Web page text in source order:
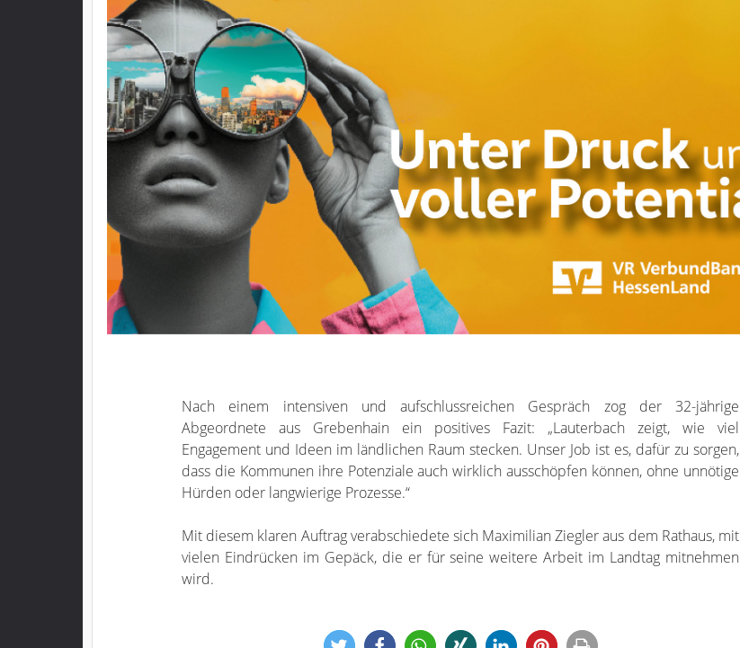
Nach einem intensiven und aufschlussreichen Gespräch zog der 32-jährige
Abgeordnete aus Grebenhain ein positives Fazit: „Lauterbach zeigt, wie viel
Engagement und Ideen im ländlichen Raum stecken. Unser Job ist es, dafür zu sorgen,
dass die Kommunen ihre Potenziale auch wirklich ausschöpfen können, ohne unnötige
Hürden oder langwierige Prozesse.“
Mit diesem klaren Auftrag verabschiedete sich Maximilian Ziegler aus dem Rathaus, mit
vielen Eindrücken im Gepäck, die er für seine weitere Arbeit im Landtag mitnehmen
wird.